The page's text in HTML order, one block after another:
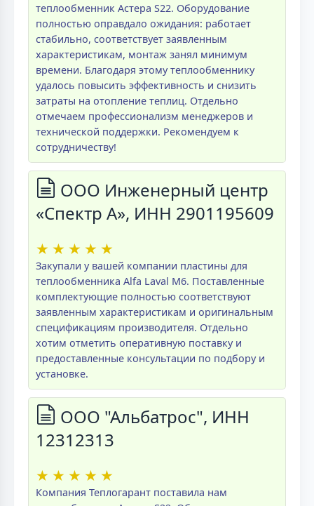
теплообменник Астера S22. Оборудование
полностью оправдало ожидания: работает
стабильно, соответствует заявленным
характеристикам, монтаж занял минимум
времени. Благодаря этому теплообменнику
удалось повысить эффективность и снизить
затраты на отопление теплиц. Отдельно
отмечаем профессионализм менеджеров и
технической поддержки. Рекомендуем к
сотрудничеству!
ООО Инженерный центр
«Спектр А», ИНН 2901195609
★ ★ ★ ★ ★
Закупали у вашей компании пластины для
теплообменника Alfa Laval M6. Поставленные
комплектующие полностью соответствуют
заявленным характеристикам и оригинальным
спецификациям производителя. Отдельно
хотим отметить оперативную поставку и
предоставленные консультации по подбору и
установке.
ООО "Альбатрос", ИНН
12312313
★ ★ ★ ★ ★
Компания Теплогарант поставила нам